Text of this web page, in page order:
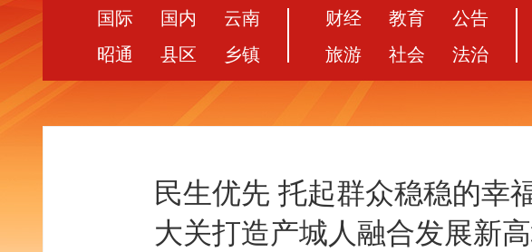
国际 国内
云南
昭通
县区 乡镇
财经 教育
公告
旅游
社会 法治
民生优先 托起群众稳稳的幸
大关打造产城人融合发展新